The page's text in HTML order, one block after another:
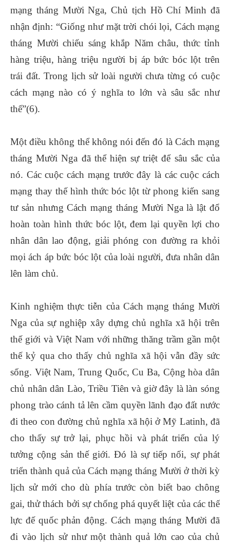
mạng tháng Mười Nga, Chủ tịch Hồ Chí Minh đã
nhận định: “Giống như mặt trời chói lọi, Cách mạng
tháng Mười chiếu sáng khắp Năm châu, thức tỉnh
hàng triệu, hàng triệu người bị áp bức bóc lột trên
trái đất. Trong lịch sử loài người chưa từng có cuộc
cách mạng nào có ý nghĩa to lớn và sâu sắc như
thế”(6).
Một điều không thể không nói đến đó là Cách mạng
tháng Mười Nga đã thể hiện sự triệt để sâu sắc của
nó. Các cuộc cách mạng trước đây là các cuộc cách
mạng thay thế hình thức bóc lột từ phong kiến sang
tư sản nhưng Cách mạng tháng Mười Nga là lật đổ
hoàn toàn hình thức bóc lột, đem lại quyền lợi cho
nhân dân lao động, giải phóng con đường ra khỏi
mọi ách áp bức bóc lột của loài người, đưa nhân dân
lên làm chủ.
Kinh nghiệm thực tiễn của Cách mạng tháng Mười
Nga của sự nghiệp xây dựng chủ nghĩa xã hội trên
thế giới và Việt Nam với những thăng trầm gần một
thế kỷ qua cho thấy chủ nghĩa xã hội vẫn đầy sức
sống. Việt Nam, Trung Quốc, Cu Ba, Cộng hòa dân
chủ nhân dân Lào, Triều Tiên và giờ đây là làn sóng
phong trào cánh tả lên cầm quyền lãnh đạo đất nước
đi theo con đường chủ nghĩa xã hội ở Mỹ Latinh, đã
cho thấy sự trở lại, phục hồi và phát triển của lý
tưởng cộng sản thế giới. Đó là sự tiếp nối, sự phát
triển thành quả của Cách mạng tháng Mười ở thời kỳ
lịch sử mới cho dù phía trước còn biết bao chông
gai, thử thách bởi sự chống phá quyết liệt của các thế
lực đế quốc phản động. Cách mạng tháng Mười đã
đi vào lịch sử như một thành quả lớn cao của chủ